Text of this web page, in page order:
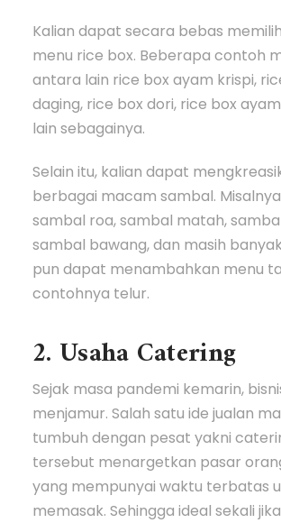
Kalian dapat secara bebas
menu rice box. Beberapa contoh
antara lain rice box ayam krispi,
daging, rice box dori, rice box
lain sebagainya.
Selain itu, kalian dapat
berbagai macam sambal.
sambal roa, sambal matah,
sambal bawang, dan masih
pun dapat menambahkan menu
contohnya telur.
2. Usaha Catering
Sejak masa pandemi kemarin,
menjamur. Salah satu ide jualan
tumbuh dengan pesat yakni
tersebut menargetkan pasar
yang mempunyai waktu terbatas
memasak. Sehingga ideal sekali